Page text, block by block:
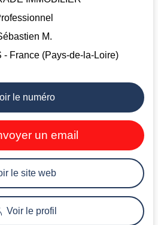
M.
- France (Pays-de-la-Loire)
le numéro
un email
le site web
Voir le profil